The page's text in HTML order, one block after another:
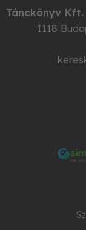
Tánckönyv
1118